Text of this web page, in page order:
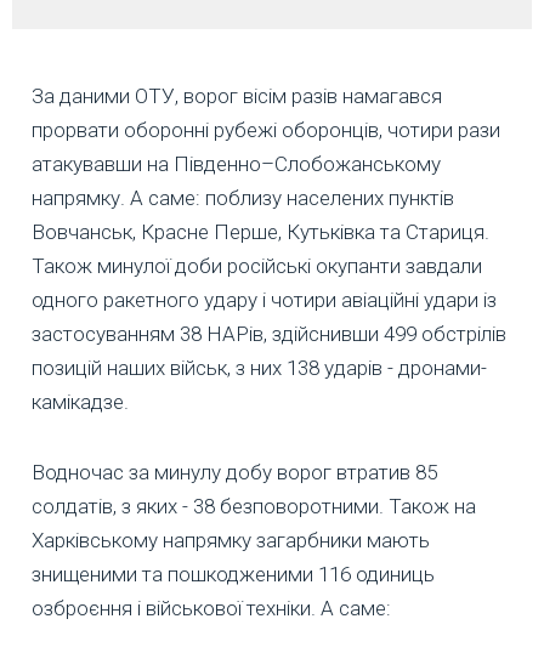
За даними ОТУ, ворог вісім разів намагався
прорвати оборонні рубежі оборонців, чотири рази
атакувавши на Південно–Слобожанському
напрямку. А саме: поблизу населених пунктів
Вовчанськ, Красне Перше, Кутьківка та Стариця.
Також минулої доби російські окупанти завдали
одного ракетного удару і чотири авіаційні удари із
застосуванням 38 НАРів, здійснивши 499 обстрілів
позицій наших військ, з них 138 ударів - дронами-
камікадзе.
Водночас за минулу добу ворог втратив 85
солдатів, з яких - 38 безповоротними. Також на
Харківському напрямку загарбники мають
знищеними та пошкодженими 116 одиниць
озброєння і військової техніки. А саме: